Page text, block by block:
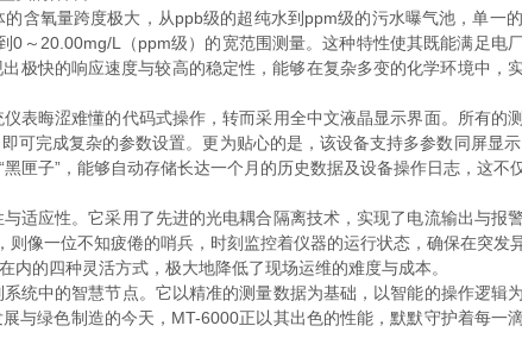
氧量跨度极大，从ppb级的超纯水到ppm级的污水曝气池，单一
～20.00mg/L（ppm级）的宽范围测量。这种特性使其既能满足电
快的响应速度与较高的稳定性，能够在复杂多变的化学环境中，
晦涩难懂的代码式操作，转而采用全中文液晶显示界面。所有的
可完成复杂的参数设置。更为贴心的是，该设备支持多参数同屏显
匣子”，能够自动存储长达一个月的历史数据及设备操作日志，这不
应性。它采用了先进的光电耦合隔离技术，实现了电流输出与报
像一位不知疲倦的哨兵，时刻监控着仪器的运行状态，确保在突发
的四种灵活方式，极大地降低了现场运维的难度与成本。
统中的智慧节点。它以精准的测量数据为基础，以智能的操作逻辑
与绿色制造的今天，MT-6000正以其出色的性能，默默守护着每一